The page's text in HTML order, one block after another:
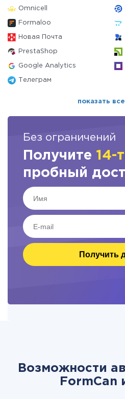
Omnicell
Formaloo
Новая Почта
PrestaShop
Google Analytics
Телеграм
показать
Без ограничений
Получите 14-
пробный
Получить
Возможности
FormCan